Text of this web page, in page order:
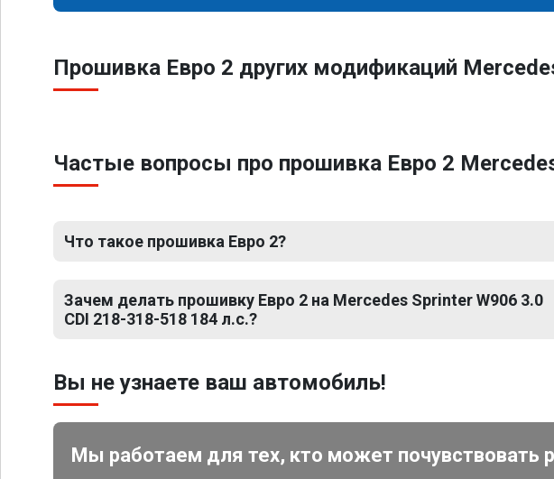
Прошивка Евро 2 других модификаций
Частые вопросы про прошивка Евро 2
Что такое прошивка Евро 2?
Зачем делать прошивку Евро 2 на Mercedes Sprinter W906 3.0
CDI 218-318-518 184 л.с.?
Вы не узнаете ваш автомобиль!
Мы работаем для тех, кто может почувствовать